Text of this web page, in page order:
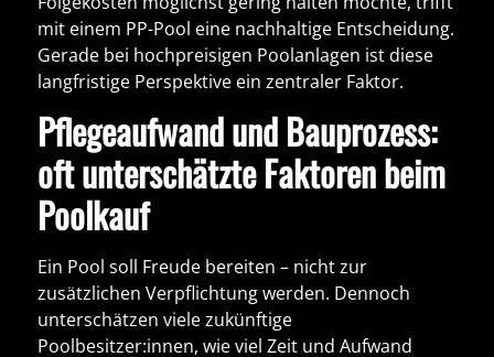
mit einem PP-Pool eine nachhaltige Entscheidung.
Gerade bei hochpreisigen Poolanlagen ist diese
langfristige Perspektive ein zentraler Faktor.
Pflegeaufwand und Bauprozess:
oft unterschätzte Faktoren beim
Poolkauf
Ein Pool soll Freude bereiten – nicht zur
zusätzlichen Verpflichtung werden. Dennoch
unterschätzen viele zukünftige
Poolbesitzer:innen, wie viel Zeit und Aufwand